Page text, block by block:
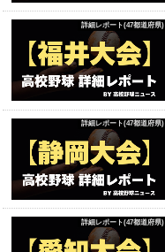
詳細レポート(47都道府県)
詳細レポート(47都道府県)
詳細レポート(47都道府県)